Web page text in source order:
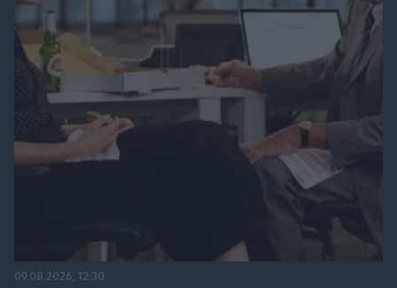
09.08.2026, 12:30